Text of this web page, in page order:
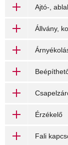
Ajtó-,
Állvány,
Érzékelő
Fali